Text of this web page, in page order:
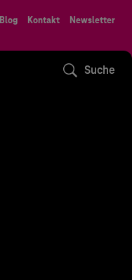
Blog Kontakt Newsletter
Suche